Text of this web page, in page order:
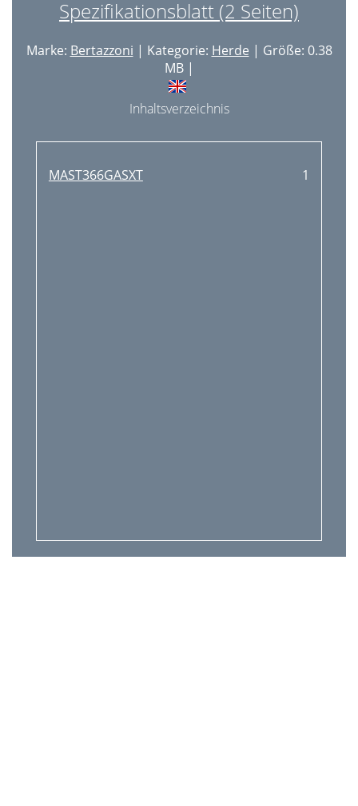
Spezifikationsblatt (2 Seiten)
Marke: Bertazzoni | Kategorie: Herde | Größe: 0.38
MB |
Inhaltsverzeichnis
MAST366GASXT 1